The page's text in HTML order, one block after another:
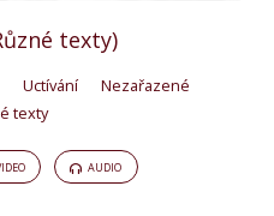
texty)
Uctívání
Nezařazené
texty
AUDIO